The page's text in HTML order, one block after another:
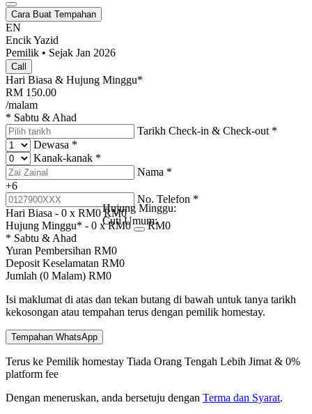
Cara Buat Tempahan
EN
Encik Yazid
Pemilik • Sejak Jan 2026
Call
Hari Biasa & Hujung Minggu*
RM 150.00
/malam
* Sabtu & Ahad
Tarikh Check-in & Check-out *
Dewasa *
Kanak-kanak *
Nama *
+6
No. Telefon *
Hari Biasa - 0 x RM0 RM0
Hujung Minggu* - 0 x RM0
Hujung Minggu:
Cuti Umum:RM0
* Sabtu & Ahad
Yuran Pembersihan RM0
Deposit Keselamatan RM0
Jumlah (0 Malam) RM0
Isi maklumat di atas dan tekan butang di bawah untuk tanya tarikh
kekosongan atau tempahan terus dengan pemilik homestay.
Tempahan WhatsApp
Terus ke Pemilik homestay Tiada Orang Tengah Lebih Jimat & 0%
platform fee
Dengan meneruskan, anda bersetuju dengan Terma dan Syarat.